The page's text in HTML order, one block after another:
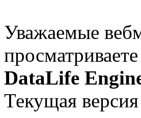
Уважаемые
DataLife
Текущая